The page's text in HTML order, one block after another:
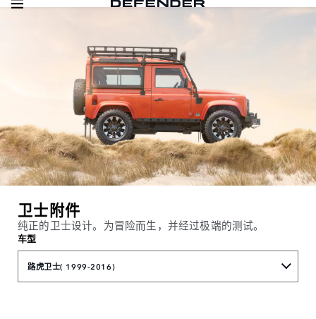
卫士附件
纯正的卫士设计。为冒险而生，并经过极端的测试。
车型
路虎卫士( 1999-2016)